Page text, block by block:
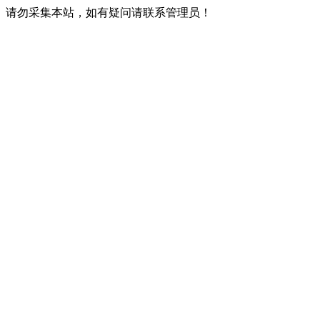
请勿采集本站，如有疑问请联系管理员！